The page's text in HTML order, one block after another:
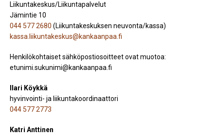
Liikuntakeskus/Liikuntapalvelut
Jämintie 10
044 577 2680 (Liikuntakeskuksen neuvonta/kassa)
kassa.liikuntakeskus@kankaanpaa.fi
Henkilökohtaiset sähköpostiosoitteet ovat muotoa:
etunimi.sukunimi@kankaanpaa.fi
Ilari Köykkä
hyvinvointi- ja liikuntakoordinaattori
044 577 2773
Katri Anttinen